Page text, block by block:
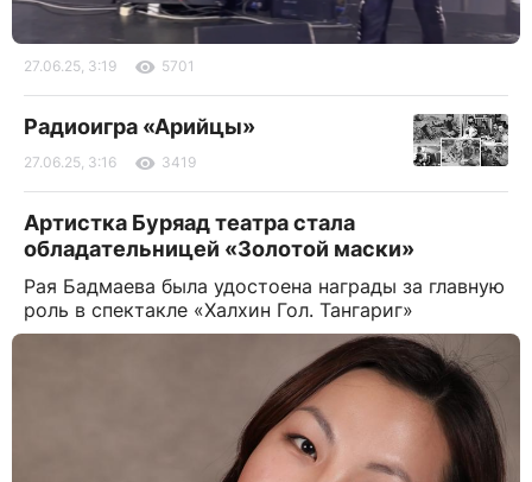
27.06.25, 3:19 5701
Радиоигра «Арийцы»
27.06.25, 3:16 3419
Артистка Буряад театра стала
обладательницей «Золотой маски»
Рая Бадмаева была удостоена награды за главную
роль в спектакле «Халхин Гол. Тангариг»